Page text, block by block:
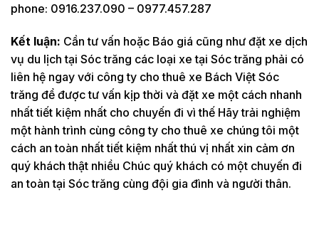
phone: 0916.237.090 – 0977.457.287
Kết luận: Cần tư vấn hoặc Báo giá cũng như đặt xe dịch
vụ du lịch tại Sóc trăng các loại xe tại Sóc trăng phải có
liên hệ ngay với công ty cho thuê xe Bách Việt Sóc
trăng để được tư vấn kịp thời và đặt xe một cách nhanh
nhất tiết kiệm nhất cho chuyến đi vì thế Hãy trải nghiệm
một hành trình cùng công ty cho thuê xe chúng tôi một
cách an toàn nhất tiết kiệm nhất thú vị nhất xin cảm ơn
quý khách thật nhiều Chúc quý khách có một chuyến đi
an toàn tại Sóc trăng cùng đội gia đình và người thân.